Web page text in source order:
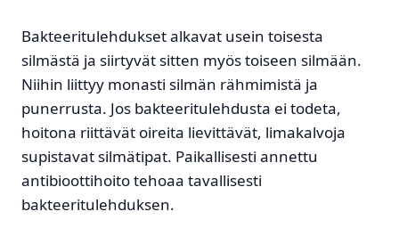
Bakteeritulehdukset alkavat usein toisesta
silmästä ja siirtyvät sitten myös toiseen silmään.
Niihin liittyy monasti silmän rähmimistä ja
punerrusta. Jos bakteeritulehdusta ei todeta,
hoitona riittävät oireita lievittävät, limakalvoja
supistavat silmätipat. Paikallisesti annettu
antibioottihoito tehoaa tavallisesti
bakteeritulehduksen.